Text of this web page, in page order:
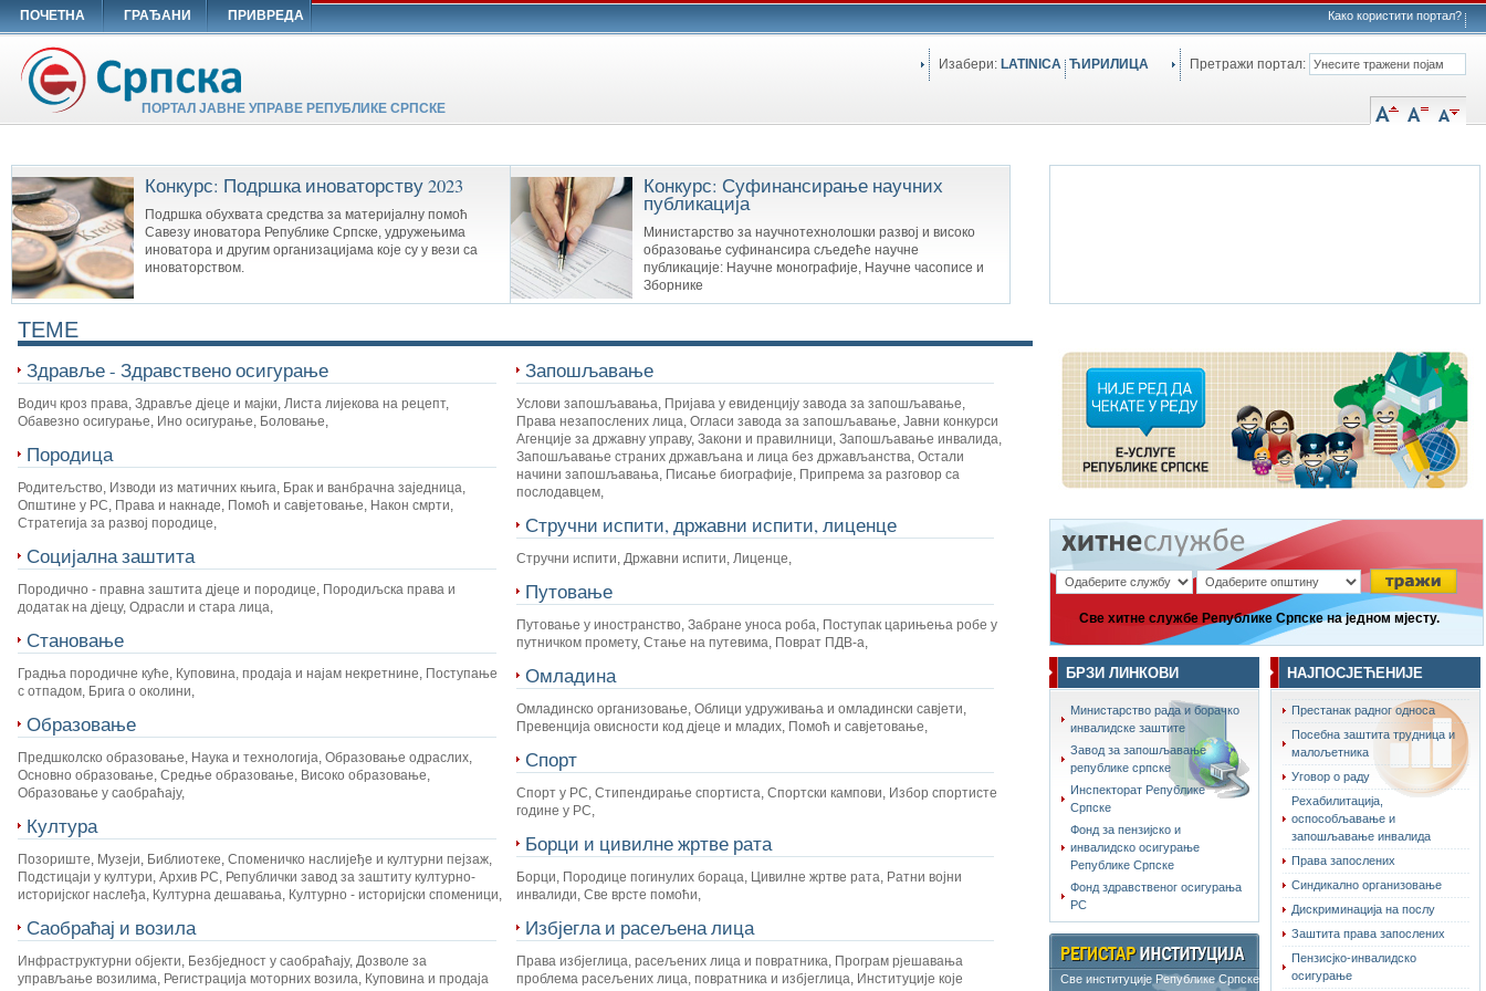
ПОЧЕТНА ГРАЂАНИ ПРИВРЕДА Како користити портал?
ПОРТАЛ ЈАВНЕ УПРАВЕ РЕПУБЛИКЕ СРПСКЕ
Изабери: LATINICA ЋИРИЛИЦА Претражи портал:
Конкурс: Суфинансирање научних
публикација
Министарство за научнотехнолошки развој и високо
образовање суфинансира сљедеће научне
публикације: Научне монографије, Научне часописе и
Зборнике
Конкурс: Подршка иноваторству 2023
Подршка обухвата средства за материјалну помоћ
Савезу иноватора Републике Српске, удружењима
иноватора и другим организацијама које су у вези са
иноваторством.
TEME
Здравље - Здравствено осигурање
Водич кроз права, Здравље дјеце и мајки, Листа лијекова на рецепт,
Обавезно осигурање, Ино осигурање, Боловање,
Породица
Родитељство, Изводи из матичних књига, Брак и ванбрачна заједница,
Општине у РС, Права и накнаде, Помоћ и савјетовање, Након смрти,
Стратегија за развој породице,
Социјална заштита
Породично - правна заштита дјеце и породице, Породиљска права и
додатак на дјецу, Одрасли и стара лица,
Становање
Градња породичне куће, Куповина, продаја и најам некретнине, Поступање
с отпадом, Брига о околини,
Образовање
Предшколско образовање, Наука и технологија, Образовање одраслих,
Основно образовање, Средње образовање, Високо образовање,
Образовање у саобраћају,
Култура
Позориште, Музеји, Библиотеке, Споменичко наслијеђе и културни пејзаж,
Подстицаји у култури, Архив РС, Републички завод за заштиту културно-
историјског наслеђа, Културна дешавања, Културно - историјски споменици,
Саобраћај и возила
Инфраструктурни објекти, Безбједност у саобраћају, Дозволе за
управљање возилима, Регистрација моторних возила, Куповина и продаја
Запошљавање
Услови запошљавања, Пријава у евиденцију завода за запошљавање,
Права незапослених лица, Огласи завода за запошљавање, Јавни конкурси
Агенције за државну управу, Закони и правилници, Запошљавање инвалида,
Запошљавање страних држављана и лица без држављанства, Остали
начини запошљавања, Писање биографије, Припрема за разговор са
послодавцем,
Стручни испити, државни испити, лиценце
Стручни испити, Државни испити, Лиценце,
Путовање
Путовање у иностранство, Забране уноса роба, Поступак царињења робе у
путничком промету, Стање на путевима, Поврат ПДВ-а,
Омладина
Омладинско организовање, Облици удруживања и омладински савјети,
Превенција овисности код дјеце и младих, Помоћ и савјетовање,
Спорт
Спорт у РС, Стипендирање спортиста, Спортски кампови, Избор спортисте
године у РС,
Борци и цивилне жртве рата
Борци, Породице погинулих бораца, Цивилне жртве рата, Ратни војни
инвалиди, Све врсте помоћи,
Избјегла и расељена лица
Права избјеглица, расељених лица и повратника, Програм рјешавања
проблема расељених лица, повратника и избјеглица, Институције које
Све хитне службе Републике Српске на једном мјесту.
БРЗИ ЛИНКОВИ
Министарство рада и борачко
инвалидске заштите
Завод за запошљавање
републике српске
Инспекторат Републике
Српске
Фонд за пензијско и
инвалидско осигурање
Републике Српске
Фонд здравственог осигурања
РС
НАЈПОСЈЕЋЕНИЈЕ
Престанак радног односа
Посебна заштита трудница и
малољетника
Уговор о раду
Рехабилитација,
оспособљавање и
запошљавање инвалида
Права запослених
Синдикално организовање
Дискриминација на послу
Заштита права запослених
Пензисјко-инвалидско
осигурање
Све институције Републике Српске